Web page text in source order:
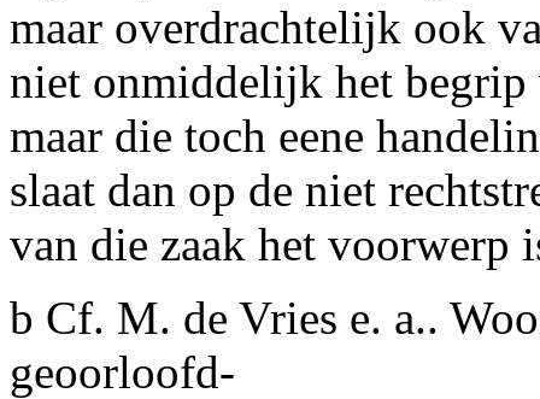
maar overdrachtelijk ook
niet onmiddelijk het
maar die toch eene
slaat dan op de niet
van die zaak het voorwerp
b Cf. M. de Vries e. a..
geoorloofd-